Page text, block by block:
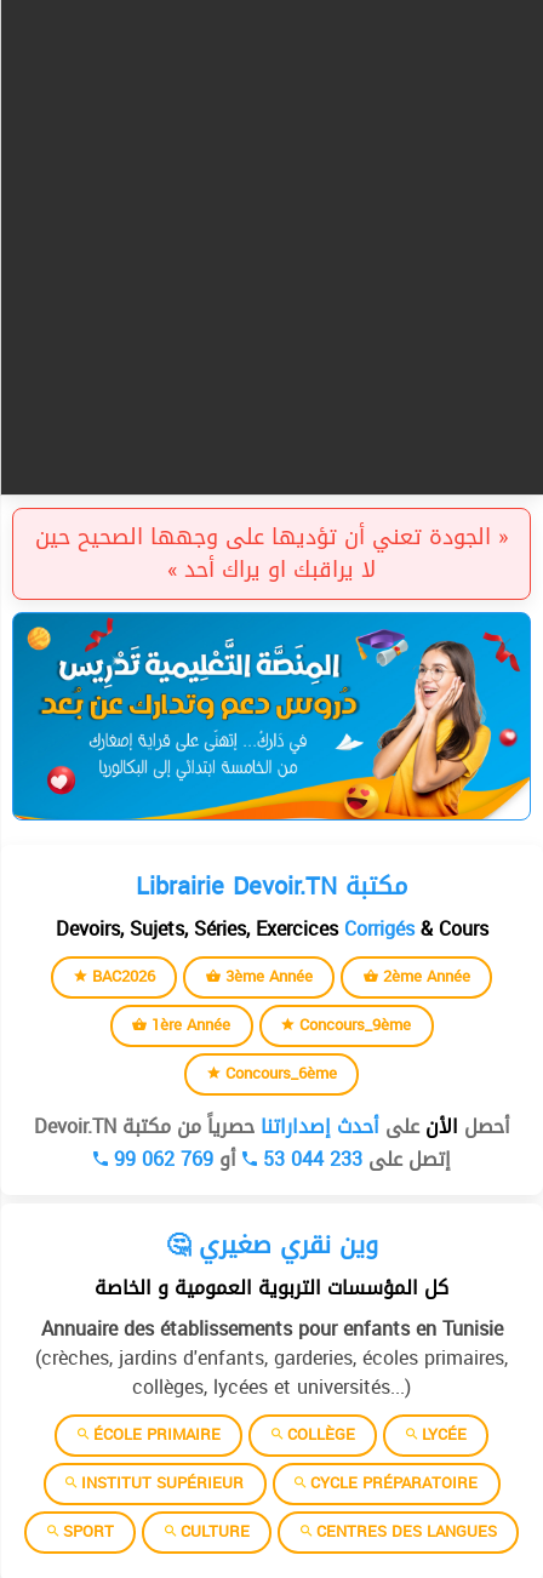
« الجودة تعني أن تؤديها على وجهها الصحيح حين
لا يراقبك او يراك أحد »
Librairie Devoir.TN مكتبة
Devoirs, Sujets, Séries, ExercicesCorrigés& Cours
BAC2026 3ème Année
2ème Année
1ère Année
Concours_9ème
Concours_6ème
أحصل الأنعلىأحدث إصداراتناحصرياً من مكتبة Devoir.TN
إتصل على53 044 233 أو99 062 769
🤔 وين نقري صغيري
كل المؤسسات التربوية العمومية و الخاصة
Annuaire des établissements pour enfants en Tunisie
(crèches, jardins d'enfants, garderies, écoles primaires,
collèges, lycées et universités...)
ÉCOLE PRIMAIRE COLLÈGE
LYCÉE
INSTITUT SUPÉRIEUR
CYCLE PRÉPARATOIRE
SPORT
CULTURE CENTRES DES LANGUES